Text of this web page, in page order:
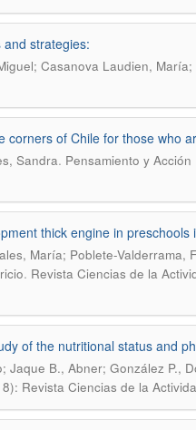
strategies:
Casanova Laudien,
corners of Chile for those who
Sandra. Pensamiento y
thick engine in
María; Poblete-
. Revista Ciencias de la
of the nutritional status and
Jaque B., Abner; González P.,
Revista Ciencias de la